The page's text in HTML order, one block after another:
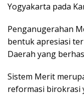
Yogyakarta pada
Penganugerahan
bentuk apresiasi
Daerah yang
Sistem Merit
reformasi birokrasi